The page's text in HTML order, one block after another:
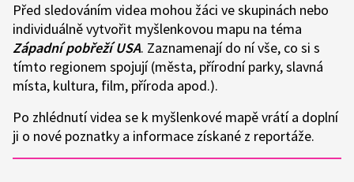
Před sledováním videa mohou žáci ve skupinách nebo
individuálně vytvořit myšlenkovou mapu na téma
Západní pobřeží USA. Zaznamenají do ní vše, co si s
tímto regionem spojují (města, přírodní parky, slavná
místa, kultura, film, příroda apod.).
Po zhlédnutí videa se k myšlenkové mapě vrátí a doplní
ji o nové poznatky a informace získané z reportáže.